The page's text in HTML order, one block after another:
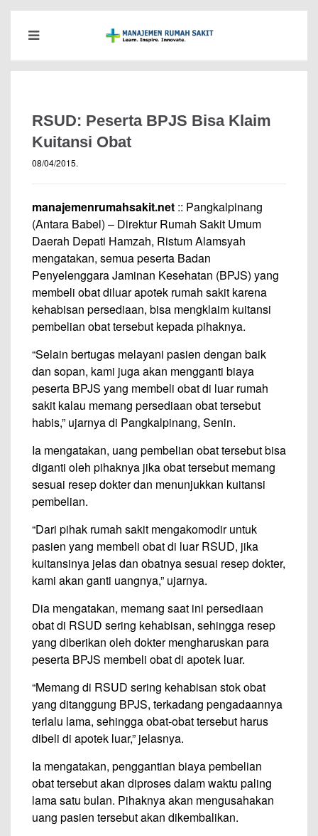
RSUD: Peserta BPJS Bisa Klaim
Kuitansi Obat
08/04/2015.
manajemenrumahsakit.net :: Pangkalpinang
(Antara Babel) – Direktur Rumah Sakit Umum
Daerah Depati Hamzah, Ristum Alamsyah
mengatakan, semua peserta Badan
Penyelenggara Jaminan Kesehatan (BPJS) yang
membeli obat diluar apotek rumah sakit karena
kehabisan persediaan, bisa mengklaim kuitansi
pembelian obat tersebut kepada pihaknya.
“Selain bertugas melayani pasien dengan baik
dan sopan, kami juga akan mengganti biaya
peserta BPJS yang membeli obat di luar rumah
sakit kalau memang persediaan obat tersebut
habis,” ujarnya di Pangkalpinang, Senin.
Ia mengatakan, uang pembelian obat tersebut bisa
diganti oleh pihaknya jika obat tersebut memang
sesuai resep dokter dan menunjukkan kuitansi
pembelian.
“Dari pihak rumah sakit mengakomodir untuk
pasien yang membeli obat di luar RSUD, jika
kuitansinya jelas dan obatnya sesuai resep dokter,
kami akan ganti uangnya,” ujarnya.
Dia mengatakan, memang saat ini persediaan
obat di RSUD sering kehabisan, sehingga resep
yang diberikan oleh dokter mengharuskan para
peserta BPJS membeli obat di apotek luar.
“Memang di RSUD sering kehabisan stok obat
yang ditanggung BPJS, terkadang pengadaannya
terlalu lama, sehingga obat-obat tersebut harus
dibeli di apotek luar,” jelasnya.
Ia mengatakan, penggantian biaya pembelian
obat tersebut akan diproses dalam waktu paling
lama satu bulan. Pihaknya akan mengusahakan
uang pasien tersebut akan dikembalikan.